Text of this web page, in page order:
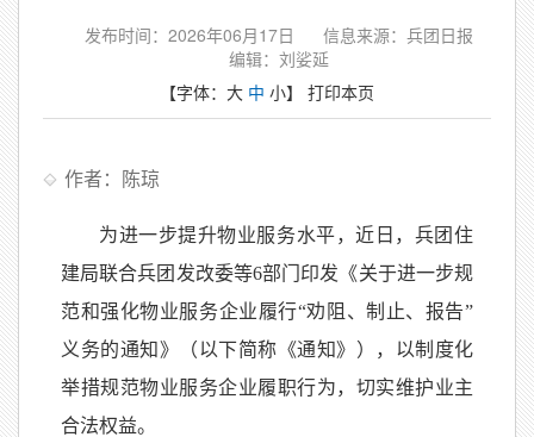
发布时间：2026年06月17日
信息来源：​兵团日报
编辑：刘娑延
【字体： 大 中 小】 打印本页
作者：陈琼
为进一步提升物业服务水平，近日，兵团住
建局联合兵团发改委等6部门印发《关于进一步规
范和强化物业服务企业履行“劝阻、制止、报告”
义务的通知》（以下简称《通知》），以制度化
举措规范物业服务企业履职行为，切实维护业主
合法权益。